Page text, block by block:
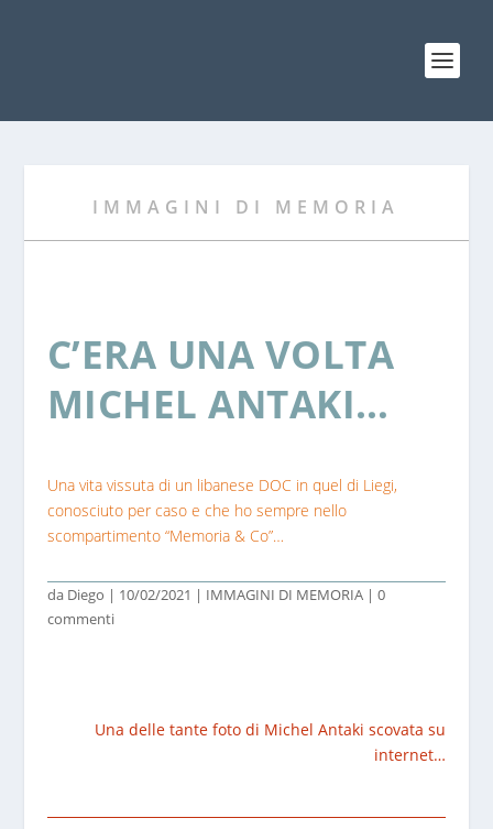
IMMAGINI DI MEMORIA
C’ERA UNA VOLTA
MICHEL ANTAKI…
Una vita vissuta di un libanese DOC in quel di Liegi,
conosciuto per caso e che ho sempre nello
scompartimento “Memoria & Co”…
da Diego | 10/02/2021 | IMMAGINI DI MEMORIA| 0
commenti
Una delle tante foto di Michel Antaki scovata su
internet…